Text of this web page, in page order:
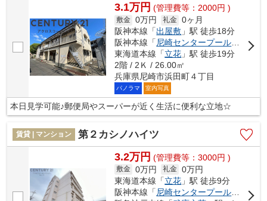
3.1万円 (管理費等：2000円 )
敷金 0万円 礼金 0ヶ月
阪神本線「出屋敷 」駅 徒歩18分
阪神本線「 尼崎センタープール前
」駅
東海道本線「立花 」駅 徒歩19分
2階 / 2Ｋ / 26.00㎡
兵庫県尼崎市浜田町４丁目
パノラマ 室内写真
本日見学可能♪郵便局やスーパーが近く生活に便利な立地☆
賃貸 | マンション 第２カシノハイツ
3.2万円 (管理費等：3000円 )
敷金 0万円 礼金 0万円
東海道本線「立花 」駅 徒歩9分
阪神本線「 尼崎センタープール前
」駅